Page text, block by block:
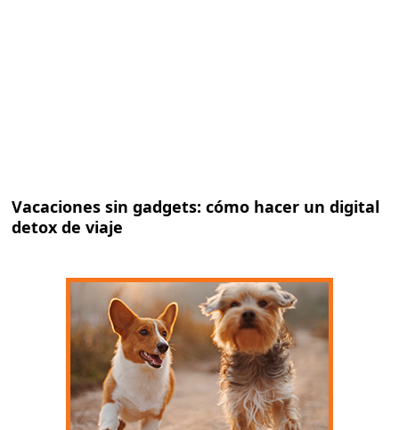
Vacaciones sin gadgets: cómo hacer un digital
detox de viaje